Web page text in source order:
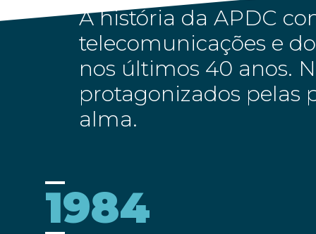
A história da APDC
telecomunicações e
nos últimos 40 anos.
protagonizados pelas
alma.
1984